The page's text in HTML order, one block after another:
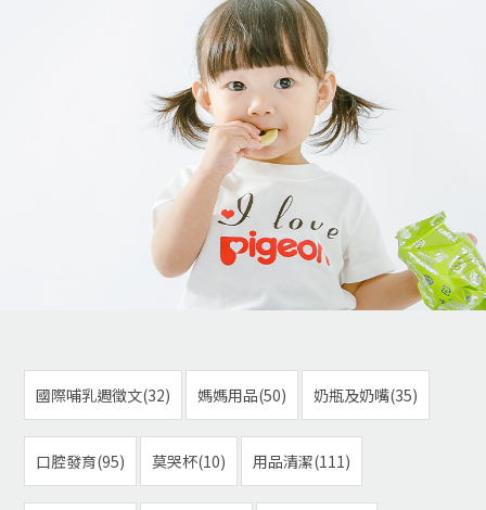
國際哺乳週徵文(32) 媽媽用品(50) 奶瓶及奶嘴(35)
口腔發育(95) 莫哭杯(10) 用品清潔(111)